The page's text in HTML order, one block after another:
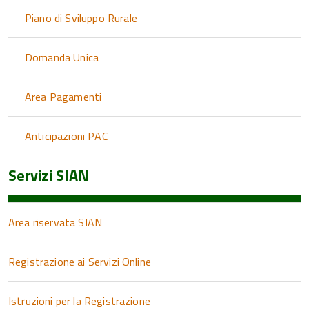
Piano di Sviluppo Rurale
Domanda Unica
Area Pagamenti
Anticipazioni PAC
Servizi SIAN
Area riservata SIAN
Registrazione ai Servizi Online
Istruzioni per la Registrazione